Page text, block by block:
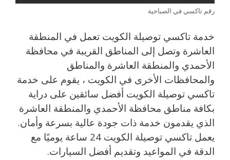
رقم تاكسي في الصباحية
خدمة تاكسي توصيلة الكويت تعمل في المنطقة
العاشرة وتصل إلى المناطق القريبة في محافظة
الأحمدي والمنطقة العاشرة والمناطق
والمحافظات الأخرى في الكويت ، يقوم على خدمة
تاكسي توصيلة الكويت أفضل سائقين على دراية
بكافة مناطق محافظة الأحمدي والمنطقة العاشرة
الذي يقدمون خدمة ذات جودة عالية بسرعة وأمان.
يعمل تاكسي توصيلة الكويت 24 ساعة يوميًا مع
الدقة في المواعيد وتقديم أفضل السيارات.